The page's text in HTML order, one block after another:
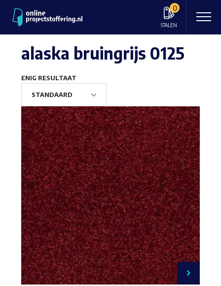
0
STALEN
alaska bruingrijs 0125
ENIG RESULTAAT